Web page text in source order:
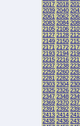
2017 2018
2039 2040
2061 2062
2083 2084
2105 2106
2127 2128
2149 2150
2171 2172
2193 2194
2215 2216
2237 2238
2259 2260
2281 2282
2303 2304
2325 2326
2347 2348
2369 2370
2391 2392
2413 2414
2435 2436